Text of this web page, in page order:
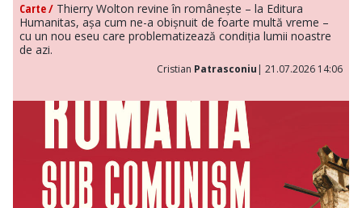
Carte / Thierry Wolton revine în românește – la Editura
Humanitas, așa cum ne-a obișnuit de foarte multă vreme –
cu un nou eseu care problematizează condiția lumii noastre
de azi.
Cristian Patrasconiu | 21.07.2026 14:06